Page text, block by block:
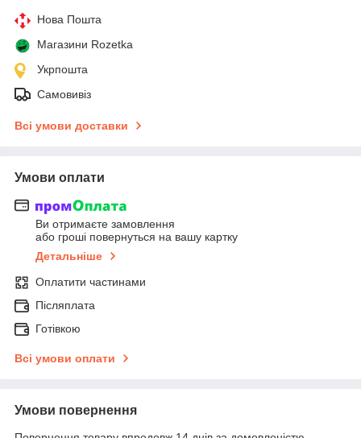
Нова Пошта
Магазини Rozetka
Укрпошта
Самовивіз
Всі умови доставки
Умови оплати
Ви отримаєте замовлення
або гроші повернуться на вашу картку
Детальніше
Оплатити частинами
Післяплата
Готівкою
Всі умови оплати
Умови повернення